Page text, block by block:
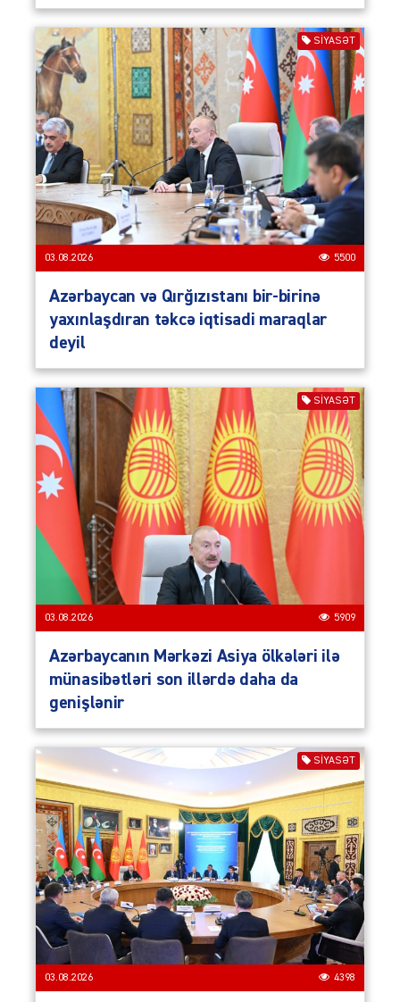
SIYASƏT
03.08.2026 5500
Azərbaycan və Qırğızıstanı bir-birinə
yaxınlaşdıran təkcə iqtisadi maraqlar
deyil
SIYASƏT
03.08.2026 5909
Azərbaycanın Mərkəzi Asiya ölkələri ilə
münasibətləri son illərdə daha da
genişlənir
SIYASƏT
03.08.2026 4398